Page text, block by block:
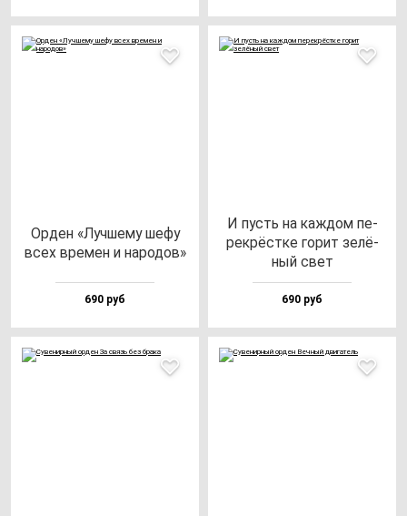
Орден «Луч­ше­му ше­фу
всех вре­мен и на­ро­дов»
690 руб
И пусть на каж­дом пе­
рек­рёс­тке го­рит зе­лё­
ный свет
690 руб